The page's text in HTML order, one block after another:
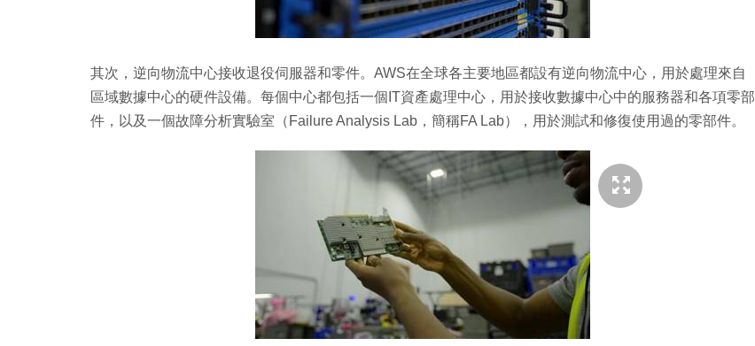
其次，逆向物流中心接收退役伺服器和零件。AWS在全球各主要地區都設有逆向物流中心，用於處理來自
區域數據中心的硬件設備。每個中心都包括一個IT資產處理中心，用於接收數據中心中的服務器和各項零部
件，以及一個故障分析實驗室（Failure Analysis Lab，簡稱FA Lab），用於測試和修復使用過的零部件。